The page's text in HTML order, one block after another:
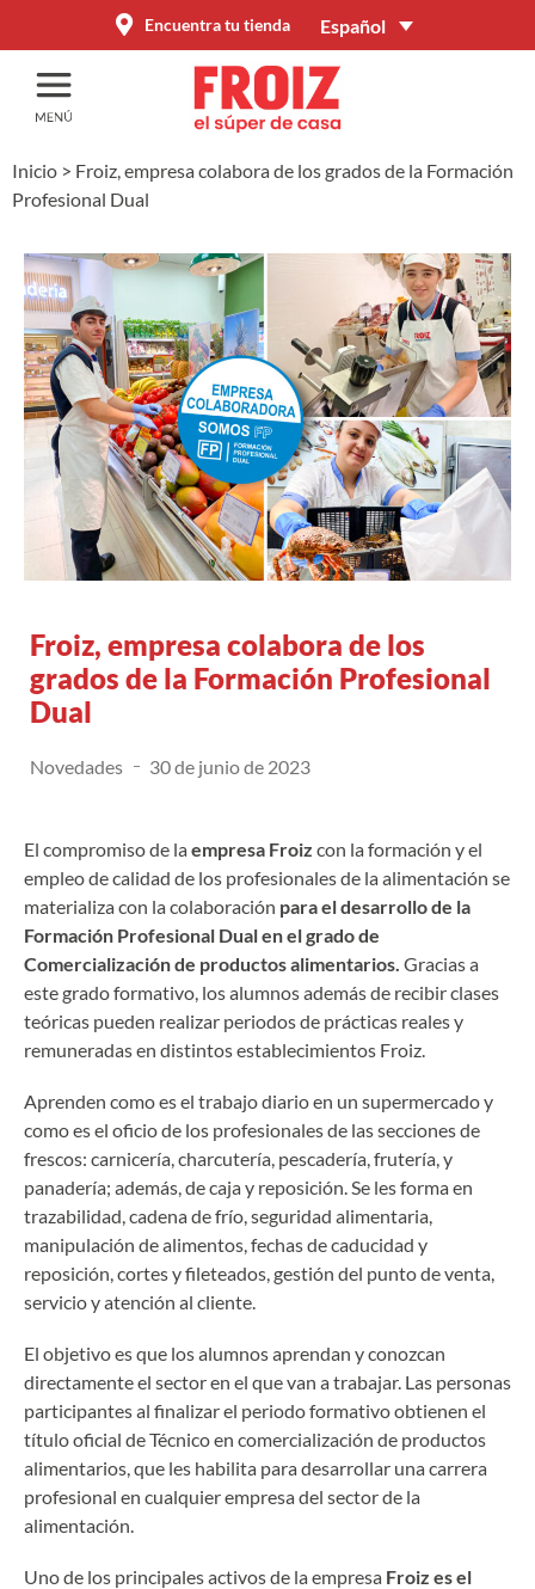
Encuentra tu tienda Español
Inicio > Froiz, empresa colabora de los grados de la Formación
Profesional Dual
Froiz, empresa colabora de los
grados de la Formación Profesional
Dual
Novedades 30 de junio de 2023
El compromiso de laempresa Froiz con la formación y el
empleo de calidad de los profesionales de la alimentación se
materializa con la colaboración para el desarrollo de la
Formación Profesional Dual en el grado de
Comercialización de productos alimentarios. Gracias a
este grado formativo, los alumnos además de recibir clases
teóricas pueden realizar periodos de prácticas reales y
remuneradas en distintos establecimientos Froiz.
Aprenden como es el trabajo diario en un supermercado y
como es el oficio de los profesionales de las secciones de
frescos: carnicería, charcutería, pescadería, frutería, y
panadería; además, de caja y reposición. Se les forma en
trazabilidad, cadena de frío, seguridad alimentaria,
manipulación de alimentos, fechas de caducidad y
reposición, cortes y fileteados, gestión del punto de venta,
servicio y atención al cliente.
El objetivo es que los alumnos aprendan y conozcan
directamente el sector en el que van a trabajar. Las personas
participantes al finalizar el periodo formativo obtienen el
título oficial de Técnico en comercialización de productos
alimentarios, que les habilita para desarrollar una carrera
profesional en cualquier empresa del sector de la
alimentación.
Uno de los principales activos de la empresa Froiz es el